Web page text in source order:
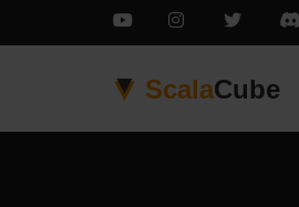
ScalaCube